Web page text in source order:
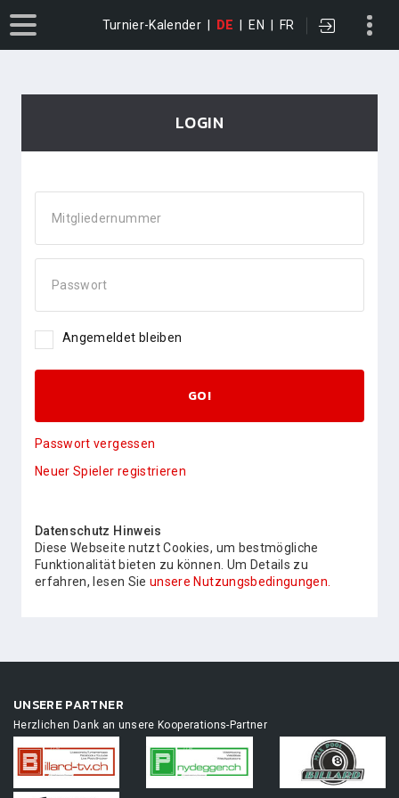
Turnier-Kalender DE EN FR
LOGIN
Mitgliedernummer
Passwort
Angemeldet bleiben
GO!
Passwort vergessen
Neuer Spieler registrieren
Datenschutz Hinweis
Diese Webseite nutzt Cookies, um bestmögliche
Funktionalität bieten zu können. Um Details zu
erfahren, lesen Sie unsere Nutzungsbedingungen.
UNSERE PARTNER
Herzlichen Dank an unsere Kooperations-Partner